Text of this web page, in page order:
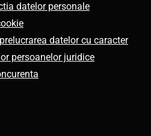
datelor personale
datelor cu caracter
persoanelor juridice